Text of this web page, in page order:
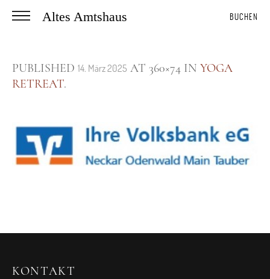
Altes Amtshaus BUCHEN
PUBLISHED 14. März 2025 AT 360×74 IN YOGA
RETREAT.
KONTAKT